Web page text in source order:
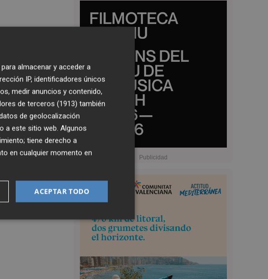
almacenar y acceder a
IP, identificadores únicos
medir anuncios y contenido,
de terceros (1913) también
de geolocalización
a este sitio web. Algunos
tiene derecho a
en cualquier momento en
ACEPTAR TODO